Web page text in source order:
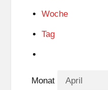
Woche
Tag
Monat